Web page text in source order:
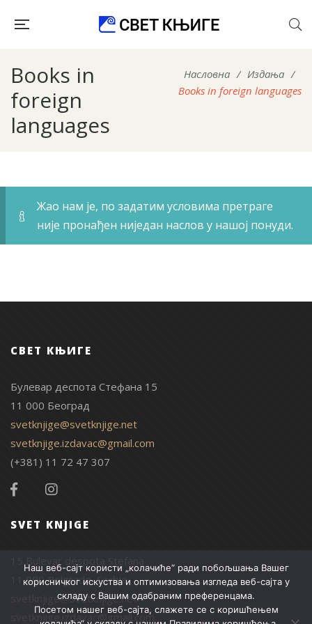
Books in
foreign
languages
Насловна / Издања /
Books in foreign languages
Жао нам је, по задатим условима претраге
није пронађен ниједан наслов у нашој понуди.
СВЕТ КЊИГЕ
Булевар деспота Стефана 15
11 000 Београд
svetknjige@svetknjige.net
svetknjige.izdavac@gmail.com
(+381) 11 72 47 307
SVET KNJIGE
15 Bulevar despota Stefana
11 000 Belgrade, Serbia
svetknjige@svetknjige.net
svetknjige.izdavac@gmail.com
Наш веб-сајт користи „колачиће“ ради побољшања Вашег
корисничког искуства и оптимизовања изгледа веб-сајта у
складу с Вашим одабраним преференцама.
Посетом нашег веб-сајта, слажете се с коришћењем